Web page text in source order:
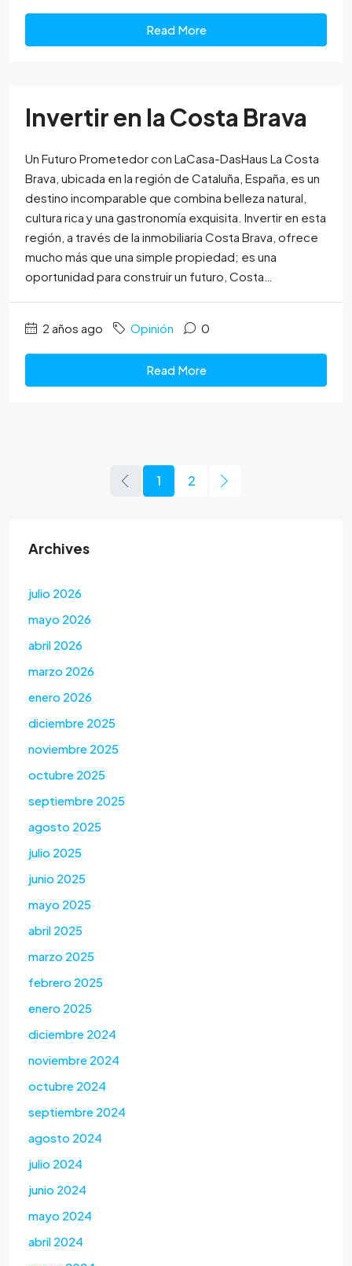
Read More
Invertir en la Costa Brava
Un Futuro Prometedor con LaCasa-DasHaus La Costa
Brava, ubicada en la región de Cataluña, España, es un
destino incomparable que combina belleza natural,
cultura rica y una gastronomía exquisita. Invertir en esta
región, a través de la inmobiliaria Costa Brava, ofrece
mucho más que una simple propiedad; es una
oportunidad para construir un futuro, Costa…
2 años ago Opinión 0
Read More
1 2
Archives
julio 2026
mayo 2026
abril 2026
marzo 2026
enero 2026
diciembre 2025
noviembre 2025
octubre 2025
septiembre 2025
agosto 2025
julio 2025
junio 2025
mayo 2025
abril 2025
marzo 2025
febrero 2025
enero 2025
diciembre 2024
noviembre 2024
octubre 2024
septiembre 2024
agosto 2024
julio 2024
junio 2024
mayo 2024
abril 2024